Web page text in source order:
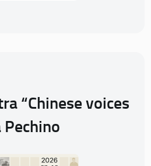
“Chinese voices
Pechino